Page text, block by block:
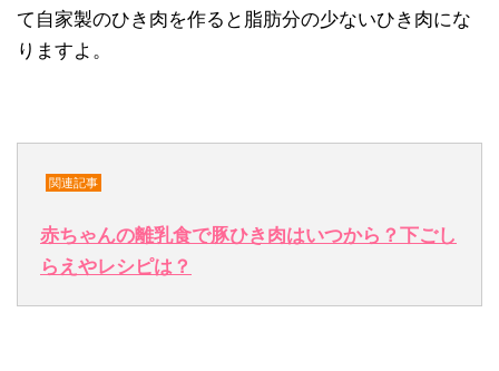
て自家製のひき肉を作ると脂肪分の少ないひき肉にな
りますよ。
関連記事
赤ちゃんの離乳食で豚ひき肉はいつから？下ごし
らえやレシピは？